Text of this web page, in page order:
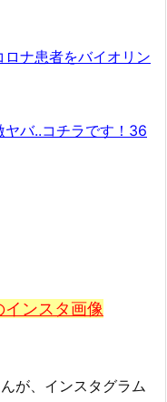
ナ患者をバイオリン
バ..コチラです！36
ンスタ画像
が、インスタグラム